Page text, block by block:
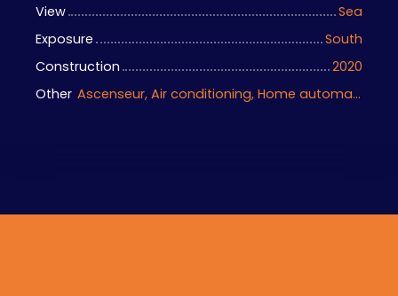
View
Sea
Exposure
South
Construction
2020
Other
Ascenseur, Air conditioning, Home automation equipment, Bike storage, Motorized gate, Armored door, Alarm system, Videophone